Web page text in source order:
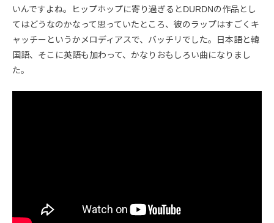
いんですよね。ヒップホップに寄り過ぎるとDURDNの作品とし
てはどうなのかなって思っていたところ、彼のラップはすごくキ
ャッチーというかメロディアスで、バッチリでした。日本語と韓
国語、そこに英語も加わって、かなりおもしろい曲になりまし
た。